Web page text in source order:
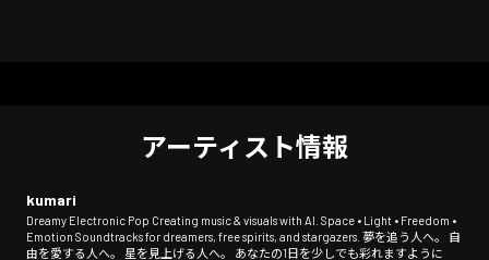
アーティスト情報
kumari
Dreamy Electronic Pop Creating music & visuals with AI. Space • Light • Freedom •
Emotion Soundtracks for dreamers, free spirits, and stargazers. 夢を追う人へ。 自
由を愛する人へ。 星を見上げる人へ。 あなたの1日を少しでも彩れますように